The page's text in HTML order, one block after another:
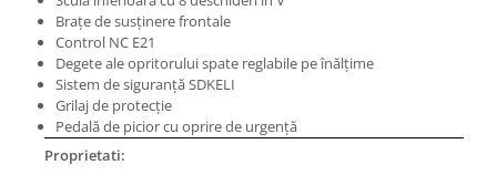
Masini pneumatice de filetat
Masini electrice de filetat
Exhaustor pentru aschii metal
Masini de gaurit cu talpa
magnetica
Instalatii de spalare a pieselor
Brațe de susținere frontale
Control NC E21
Degete ale opritorului spate reglabile pe înălțime
Sistem de siguranță SDKELI
Grilaj de protecție
Pedală de picior cu oprire de urgență
Proprietati: